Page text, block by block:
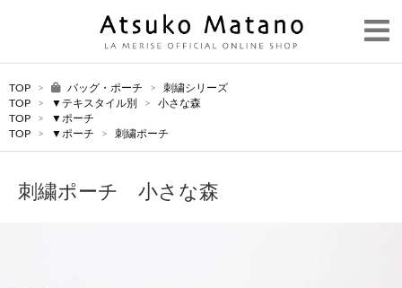
TOP > バッグ・ポーチ >
刺繍シリーズ
TOP
> ▼テキスタイル別 >
小さな森
TOP
>
▼ポーチ
TOP
> ▼ポーチ > 刺繍ポーチ
刺繍ポーチ 小さな森